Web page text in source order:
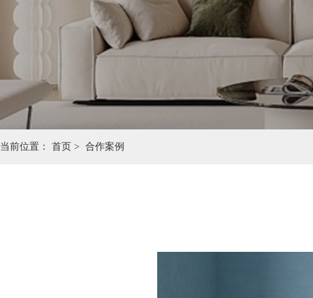
当前位置： 首页 > 合作案例